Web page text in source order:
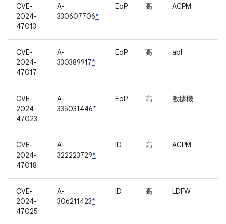
CVE-
2024-
47013
A-
330607706*
EoP 高 ACPM
CVE-
2024-
47017
A-
330389917*
EoP 高 abl
CVE-
2024-
47023
A-
335031446*
EoP 高 數據機
CVE-
2024-
47018
A-
322223729*
ID 高 ACPM
CVE-
2024-
47025
A-
306211423*
ID 高 LDFW